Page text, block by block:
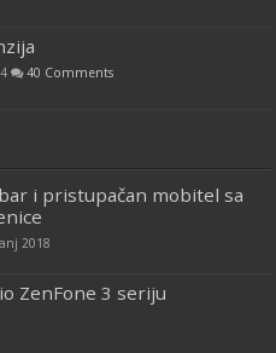
40 Comments
i pristupačan mobitel sa
2018
ZenFone 3 seriju